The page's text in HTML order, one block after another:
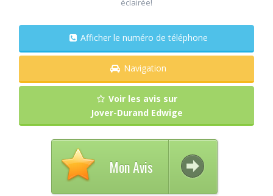
éclairée!
Afficher le numéro de téléphone
Navigation
Voir les avis sur
Jover-Durand Edwige
Mon Avis